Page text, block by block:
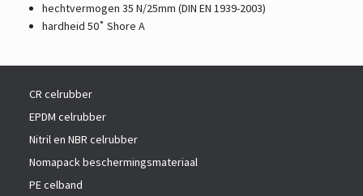
hechtvermogen 35 N/25mm (DIN EN 1939-2003)
hardheid 50˚ Shore A
CR celrubber
EPDM celrubber
Nitril en NBR celrubber
Nomapack beschermingsmateriaal
PE celband